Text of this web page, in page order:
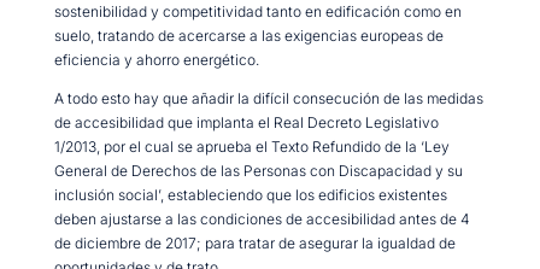
sostenibilidad y competitividad tanto en edificación como en
suelo, tratando de acercarse a las exigencias europeas de
eficiencia y ahorro energético.
A todo esto hay que añadir la difícil consecución de las medidas
de accesibilidad que implanta el Real Decreto Legislativo
1/2013, por el cual se aprueba el Texto Refundido de la ‘Ley
General de Derechos de las Personas con Discapacidad y su
inclusión social’, estableciendo que los edificios existentes
deben ajustarse a las condiciones de accesibilidad antes de 4
de diciembre de 2017; para tratar de asegurar la igualdad de